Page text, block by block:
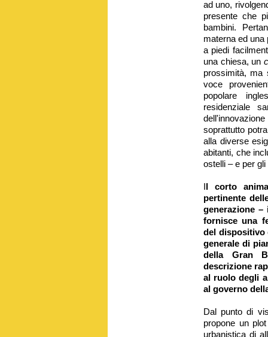
ad uno,
presente che
bambini.
materna ed
a piedi
una chiesa, un
prossimità,
voce
popolare
residenziale
soprattutto
alla diverse
abitanti, che
ostelli – e per
l corto
pertinente
generazione
fornisce una
del
generale di
della Gran
descrizione
al ruolo degli
al governo
Dal punto di
propone un
urbanistica di